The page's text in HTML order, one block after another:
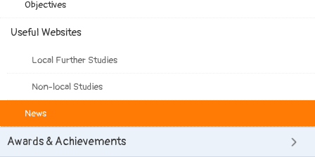
Objectives
Useful Websites
Local Further Studies
Non-local Studies
News
Awards & Achievements